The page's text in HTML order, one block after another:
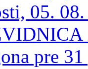
05.
pre